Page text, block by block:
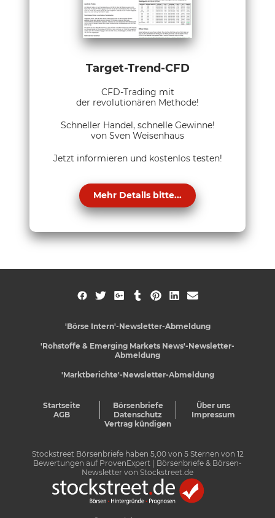
Target-Trend-CFD
CFD-Trading mit
der revolutionären Methode!
Schneller Handel, schnelle Gewinne!
von Sven Weisenhaus
Jetzt informieren und kostenlos testen!
Mehr Details bitte...
'Börse Intern'-Newsletter-Abmeldung
'Rohstoffe & Emerging Markets News'-Newsletter-
Abmeldung
'Marktberichte'-Newsletter-Abmeldung
Startseite Börsenbriefe
Über uns
AGB
Datenschutz
Impressum
Vertrag kündigen
Stockstreet Börsenbriefe haben 5,00von 5Sternen von 12
Bewertungen auf ProvenExpert
| Börsenbriefe & Börsen-
Newsletter von Stockstreet.de